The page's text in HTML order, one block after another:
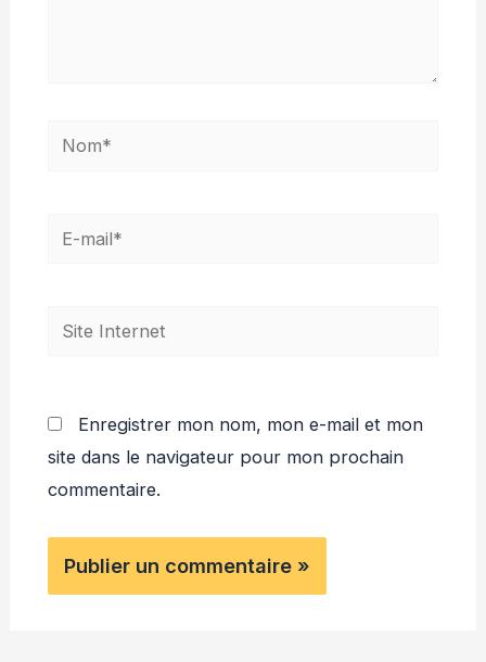
Nom*
E-
Site
Enregistrer mon nom, mon e-mail et mon
site dans le navigateur pour mon prochain
commentaire.